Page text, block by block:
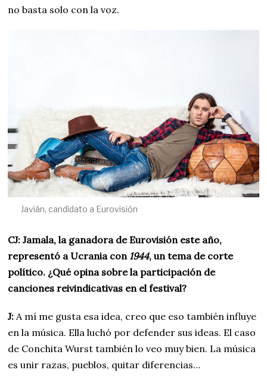
no basta solo con la voz.
Javián, candidato a Eurovisión
CJ: Jamala, la ganadora de Eurovisión este año,
representó a Ucrania con 1944, un tema de corte
político. ¿Qué opina sobre la participación de
canciones reivindicativas en el festival?
J: A mí me gusta esa idea, creo que eso también influye
en la música. Ella luchó por defender sus ideas. El caso
de Conchita Wurst también lo veo muy bien. La música
es unir razas, pueblos, quitar diferencias…